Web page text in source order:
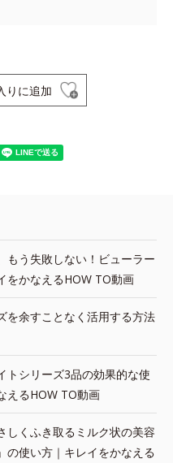
りに追加
もう失敗しない！ビューラー
をかなえるHOW TO動画
を余すことなく活用する方法
トシリーズ3品の効果的な使
えるHOW TO動画
しくふき取るミルク状の美容
の使い方｜キレイをかなえる